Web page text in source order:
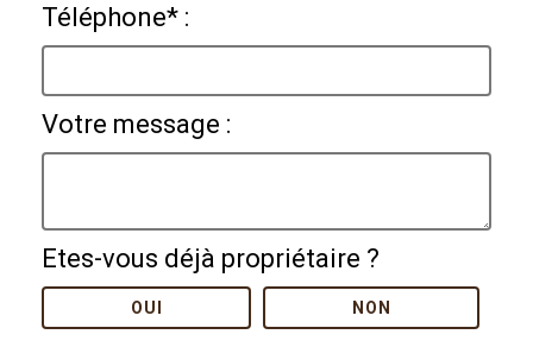
Téléphone* :
Votre message :
Etes-vous déjà propriétaire ?
OUI NON